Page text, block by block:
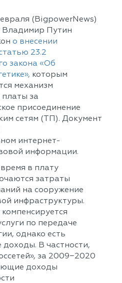
(BigpowerNews)
Владимир Путин
о внесении
23.2
закона «Об
которым
механизм
за
присоединение
сетям (ТП). Документ
интернет-
информации.
в плату
затраты
на сооружение
инфраструктуры.
по передаче
однако есть
В частности,
за 2009−2020
доходы